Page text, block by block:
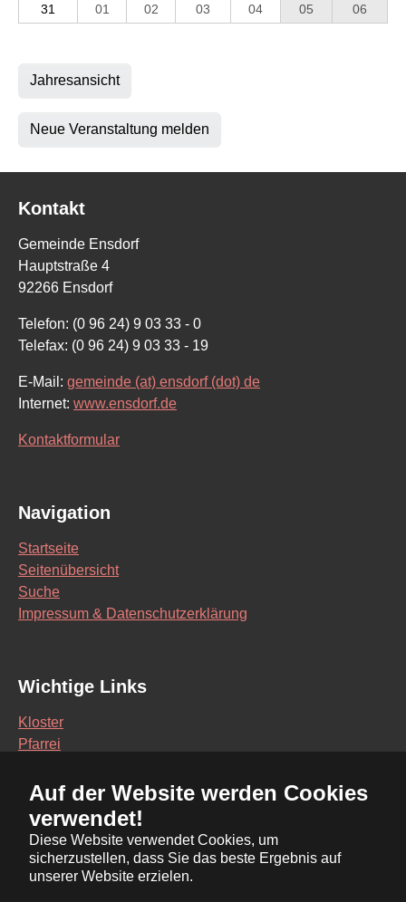
Auf der Website werden Cookies
verwendet!
Diese Website verwendet Cookies, um
sicherzustellen, dass Sie das beste Ergebnis auf
unserer Website erzielen.
31
01 02 03 04 05 06
Jahresansicht
Neue Veranstaltung melden
Kontakt
Gemeinde Ensdorf
Hauptstraße 4
92266 Ensdorf
Telefon: (0 96 24) 9 03 33 - 0
Telefax: (0 96 24) 9 03 33 - 19
E-Mail: gemeinde (at) ensdorf (dot) de
Internet: www.ensdorf.de
Kontaktformular
Navigation
Startseite
Seitenübersicht
Suche
Impressum & Datenschutzerklärung
Wichtige Links
Kloster
Pfarrei
Vereine
Interaktive Karte
Bürgerservice Online
Ratsinformationssystem